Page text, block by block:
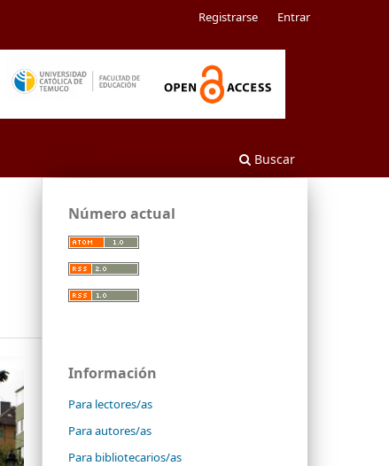
Buscar
Registrarse Entrar
Número actual
Información
Para lectores/as
Para autores/as
Para bibliotecarios/as